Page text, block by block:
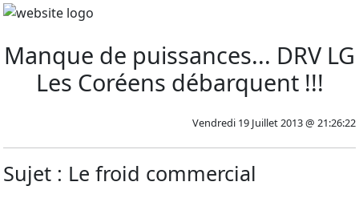
Manque de puissances... DRV LG
Les Coréens débarquent !!!
Vendredi 19 Juillet 2013 @ 21:26:22
Sujet : Le froid commercial